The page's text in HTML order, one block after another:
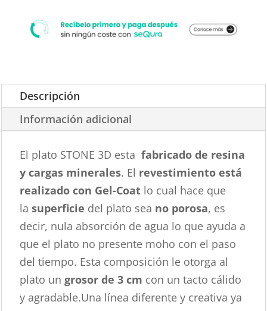
Descripción
Información adicional
El plato STONE 3D estafabricado de resina
y cargas minerales. El revestimiento está
realizado con Gel-Coat lo cual hace que
lasuperficie del plato sea no porosa, es
decir, nula absorción de agua lo que ayuda a
que el plato no presente moho con el paso
del tiempo. Esta composición le otorga al
plato un grosor de 3 cm con un tacto cálido
y agradable.Una línea diferente y creativa ya